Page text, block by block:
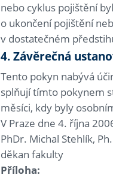
nebo cyklus pojištění
o ukončení pojištění
v dostatečném
4. Závěrečná
Tento pokyn nabývá
splňují tímto pokynem
měsíci, kdy byly
V Praze dne 4. října
PhDr. Michal Stehlík,
děkan fakulty
Příloha: